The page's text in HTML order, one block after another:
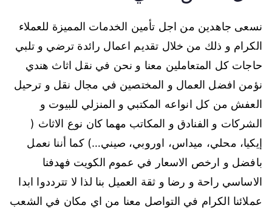
نسعى جاهدين من اجل تأمين الخدمات المميزة للعملاء
الكرام و ذلك من خلال تقديم اعمال رائدة ترضي و تلبي
حاجات كل المتعاملين معنا و نحن في نقل اثاث هندي
نؤمن افضل العمال و المختصين في مجال نقل و ترحيل
العفش من كل انواعه المكتبي و المنزلي للبيوت و
الشركات و الفنادق و المكاتب مهما كان نوع الاثاث (
إيكيا، محلي، ميداس، اوروبي، صيني…) كما أننا نعمل
بافضل و ارخص الاسعار في عموم الكويت فهدفنا
الاساسي راحة و رضا و ثقة العميل بنا لذا لا تترددوا ابدا
عملائنا الكرام في التواصل معنا من اي مكان في الشعب